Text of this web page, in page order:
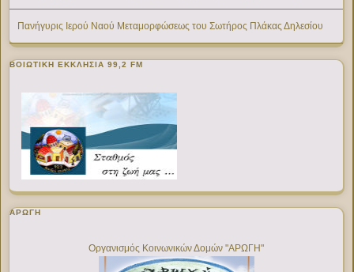
Πανήγυρις Ιερού Ναού Μεταμορφώσεως του Σωτήρος Πλάκας Δηλεσίου
ΒΟΙΩΤΙΚΉ ΕΚΚΛΗΣΊΑ 99,2 FM
ΑΡΩΓΗ
Οργανισμός Κοινωνικών Δομών "ΑΡΩΓΗ"